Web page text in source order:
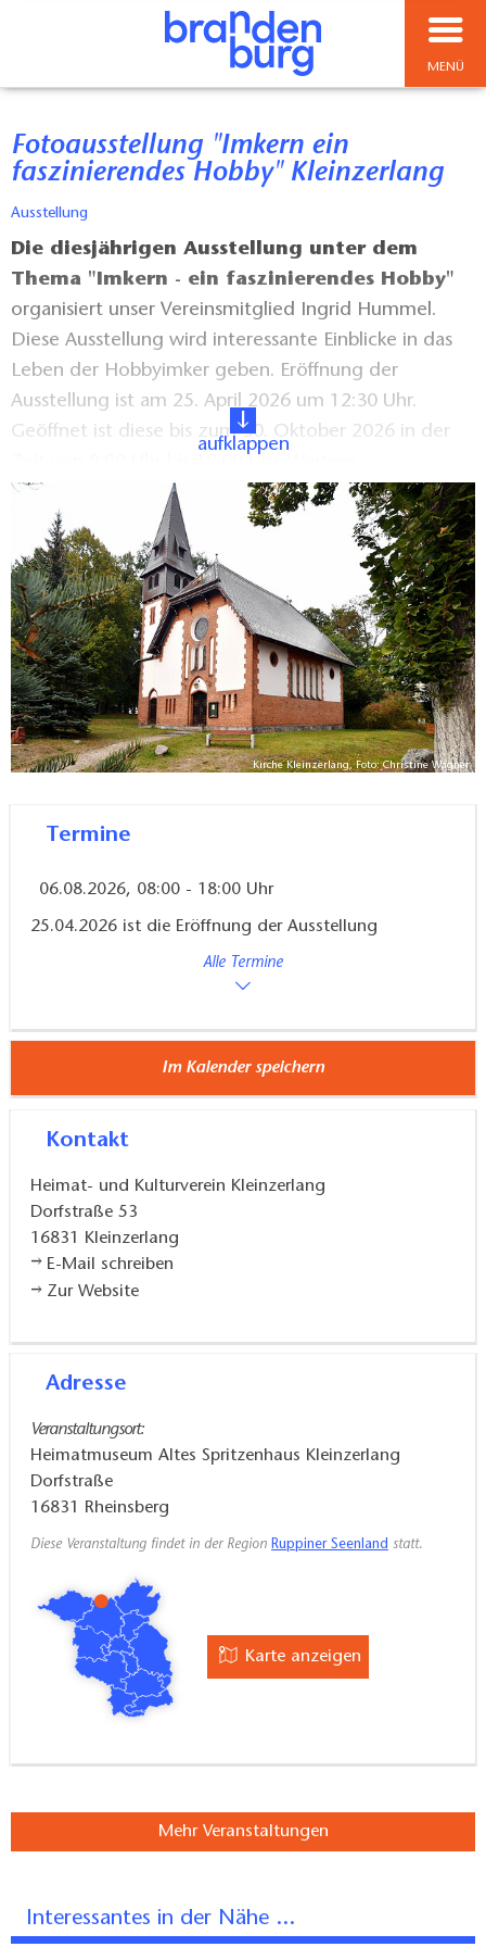
MENÜ
Fotoausstellung "Imkern ein
faszinierendes Hobby" Kleinzerlang
Ausstellung
Die diesjährigen Ausstellung unter dem
Thema "Imkern - ein faszinierendes Hobby"
organisiert unser Vereinsmitglied Ingrid Hummel.
Diese Ausstellung wird interessante Einblicke in das
Leben der Hobbyimker geben. Eröffnung der
Ausstellung ist am 25. April 2026 um 12:30 Uhr.
Geöffnet ist diese bis zum 30. Oktober 2026 in der
Informationen werden folgen.
aufklappen
Kirche Kleinzerlang, Foto: Christine Wagner
Termine
06.08.2026, 08:00 - 18:00 Uhr
25.04.2026 ist die Eröffnung der Ausstellung
Alle Termine
Im Kalender speichern
Kontakt
Heimat- und Kulturverein Kleinzerlang
Dorfstraße 53
16831
Kleinzerlang
E-Mail schreiben
Zur Website
Adresse
Veranstaltungsort:
Heimatmuseum Altes Spritzenhaus Kleinzerlang
Dorfstraße
16831 Rheinsberg
Diese Veranstaltung findet in der Region Ruppiner Seenland statt.
Karte anzeigen
Mehr Veranstaltungen
Interessantes in der Nähe ...